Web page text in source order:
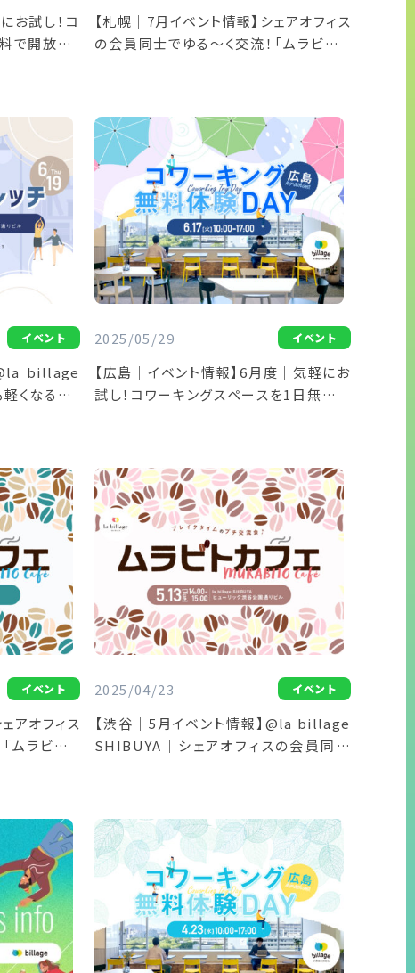
お試し！コ
開放「コ
【札幌｜7月イベント情報】シェアオフィス
の会員同士でゆる～く交流！「ムラビトカ
イベント
billage
なる！パ
2025/05/29 イベント
【広島｜イベント情報】6月度｜気軽にお
試し！コワーキングスペースを1日無料で
イベント
アオフィス
ムラビトカ
2025/04/23 イベント
【渋谷｜5月イベント情報】@la billage
SHIBUYA｜シェアオフィスの会員同士